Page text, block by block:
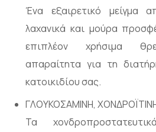
Ένα εξαιρετικό μείγμα
λαχανικά και μούρα
επιπλέον χρήσιμα
απαραίτητα για τη
κατοικιδίου σας.
ΓΛΟΥΚΟΣΑΜΙΝΗ,
Τα